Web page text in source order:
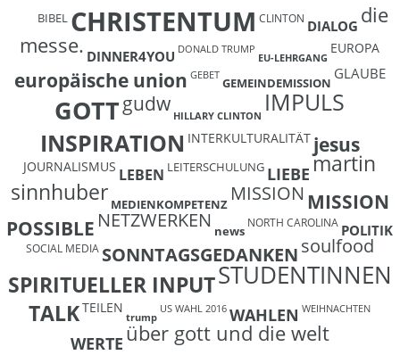
BIBEL CHRISTENTUM CLINTON DIALOG die
messe. DINNER4YOU DONALD TRUMP
EU-LEHRGANG
EUROPA
europäische union GEBET GEMEINDEMISSION
GLAUBE
GOTTgudw HILLARY CLINTON IMPULS
INSPIRATION INTERKULTURALITÄT jesus
JOURNALISMUS LEBEN LEITERSCHULUNG LIEBEmartin
sinnhuber MEDIENKOMPETENZ MISSION MISSION
POSSIBLE NETZWERKEN news
NORTH CAROLINA POLITIK
SOCIAL MEDIA SONNTAGSGEDANKENsoulfood
SPIRITUELLER INPUTSTUDENTINNEN
TALKTEILEN
trump
US WAHL 2016 WAHLEN WEIHNACHTEN
WERTE über gott und die welt